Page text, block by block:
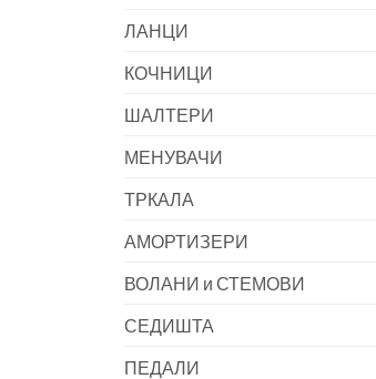
ЛАНЦИ
КОЧНИЦИ
ШАЛТЕРИ
МЕНУВАЧИ
ТРКАЛА
АМОРТИЗЕРИ
ВОЛАНИ и СТЕМОВИ
СЕДИШТА
ПЕДАЛИ